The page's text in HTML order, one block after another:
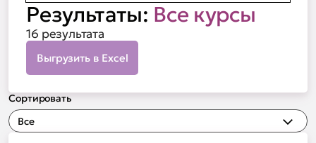
Результаты: Все курсы
16 результата
Выгрузить в Excel
Сортировать
Все